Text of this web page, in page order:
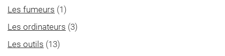
Les fumeurs (1)
Les ordinateurs (3)
Les outils (13)